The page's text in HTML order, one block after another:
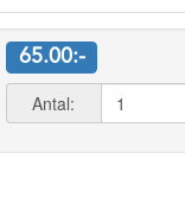
65.00:-
Antal: